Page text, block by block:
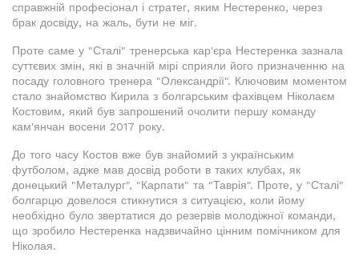
справжній професіонал і стратег, яким Нестеренко, через
брак досвіду, на жаль, бути не міг.
Проте саме у "Сталі" тренерська кар'єра Нестеренка зазнала
суттєвих змін, які в значній мірі сприяли його призначенню на
посаду головного тренера "Олександрії". Ключовим моментом
стало знайомство Кирила з болгарським фахівцем Ніколаєм
Костовим, який був запрошений очолити першу команду
кам'янчан восени 2017 року.
До того часу Костов вже був знайомий з українським
футболом, адже мав досвід роботи в таких клубах, як
донецький "Металург", "Карпати" та "Таврія". Проте, у "Сталі"
болгарцю довелося стикнутися з ситуацією, коли йому
необхідно було звертатися до резервів молодіжної команди,
що зробило Нестеренка надзвичайно цінним помічником для
Ніколая.